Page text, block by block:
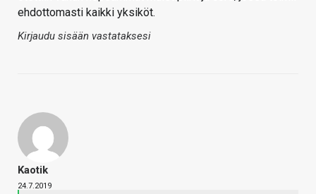
ehdottomasti kaikki yksiköt.
Kirjaudu sisään vastataksesi
Kaotik
24.7.2019